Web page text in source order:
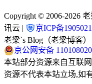
Copyright © 2006-2026 老
讯云 |
京ICP备
老梁`s Blog（老梁博客
京公网安备
本站部分资源来自互联
资源不代表本站立场,如